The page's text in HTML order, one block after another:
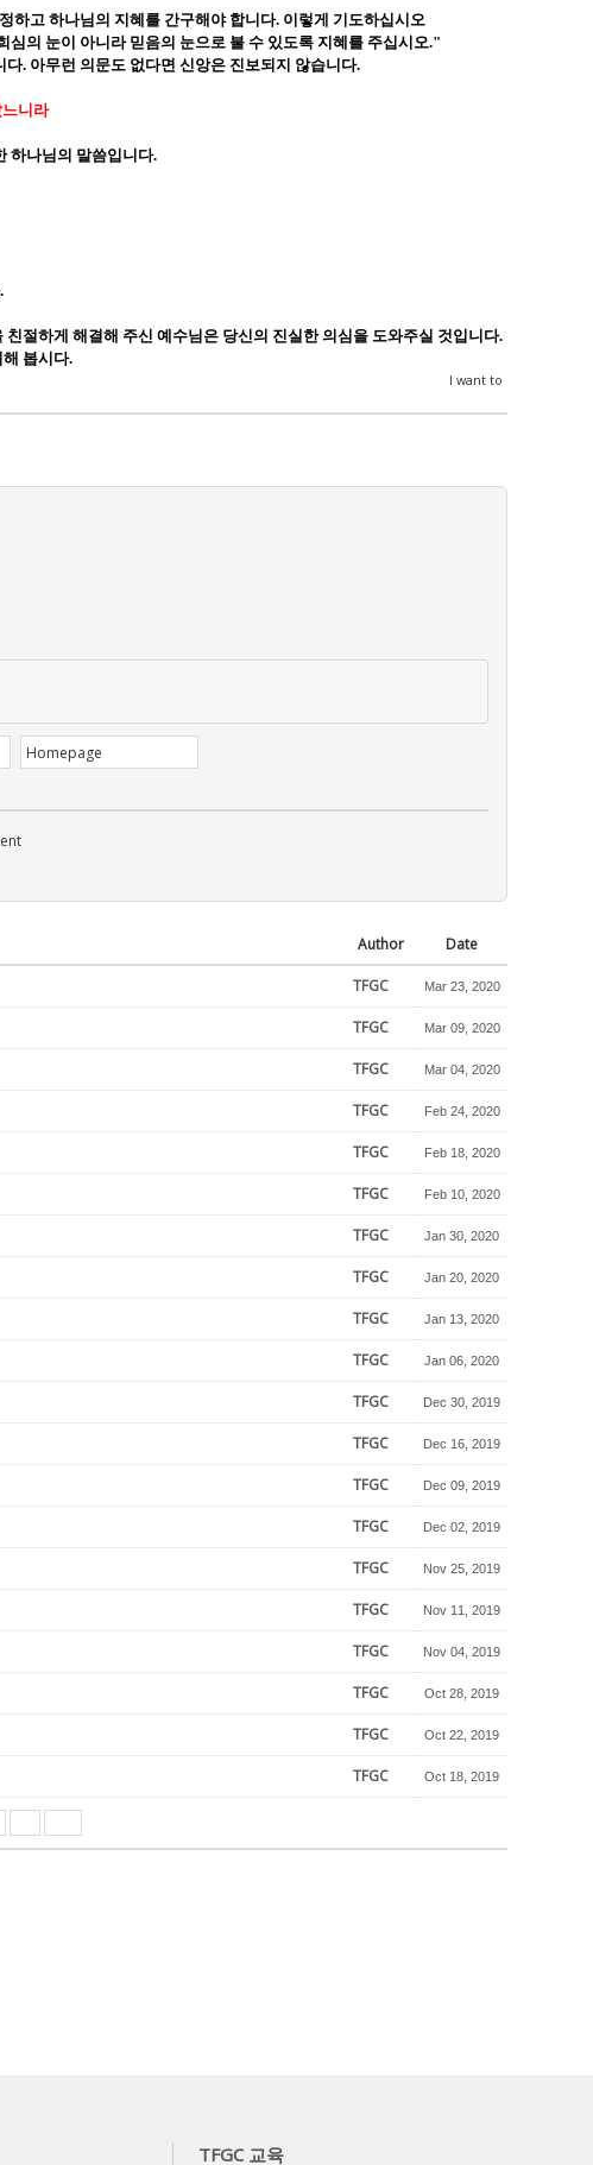
하고 하나님의 지혜를 간구해야 합니다. 이렇게 기도하십시오
의 눈이 아니라 믿음의 눈으로 불 수 있도록 지혜를 주십시오."
다. 아무런 의문도 없다면 신앙은 진보되지 않습니다.
니라
하나님의 말씀입니다.
.
친절하게 해결해 주신 예수님은 당신의 진실한 의심을 도와주실 것입니다.
봅시다.
I want to
Author Date
TFGC Mar 23, 2020
TFGC Mar 09, 2020
TFGC Mar 04, 2020
TFGC Feb 24, 2020
TFGC Feb 18, 2020
TFGC Feb 10, 2020
TFGC Jan 30, 2020
TFGC Jan 20, 2020
TFGC Jan 13, 2020
TFGC Jan 06, 2020
TFGC Dec 30, 2019
TFGC Dec 16, 2019
TFGC Dec 09, 2019
TFGC Dec 02, 2019
TFGC Nov 25, 2019
TFGC Nov 11, 2019
TFGC Nov 04, 2019
TFGC Oct 28, 2019
TFGC Oct 22, 2019
TFGC Oct 18, 2019
TFGC 교육